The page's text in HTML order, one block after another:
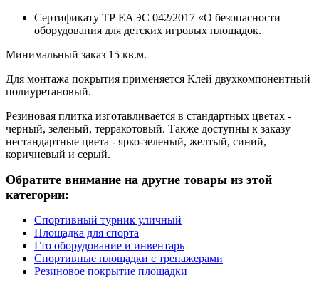
Сертификату ТР ЕАЭС 042/2017 «О безопасности
оборудования для детских игровых площадок.
Минимальный заказ 15 кв.м.
Для монтажа покрытия применяется Клей двухкомпонентный
полиуретановый.
Резиновая плитка изготавливается в стандартных цветах -
черный, зеленый, терракотовый. Также доступны к заказу
нестандартные цвета - ярко-зеленый, желтый, синий,
коричневый и серый.
Обратите внимание на другие товары из этой
категории:
Спортивный турник уличный
Площадка для спорта
Гто оборудование и инвентарь
Спортивные площадки с тренажерами
Резиновое покрытие площадки